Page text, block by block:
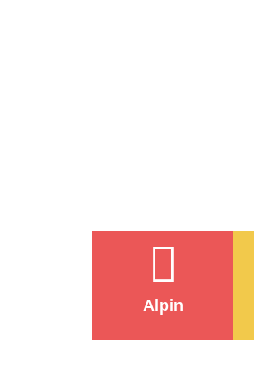
Alpin